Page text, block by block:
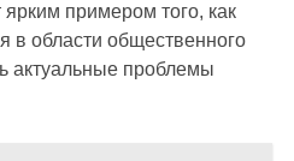
примером того, как
области общественного
актуальные проблемы